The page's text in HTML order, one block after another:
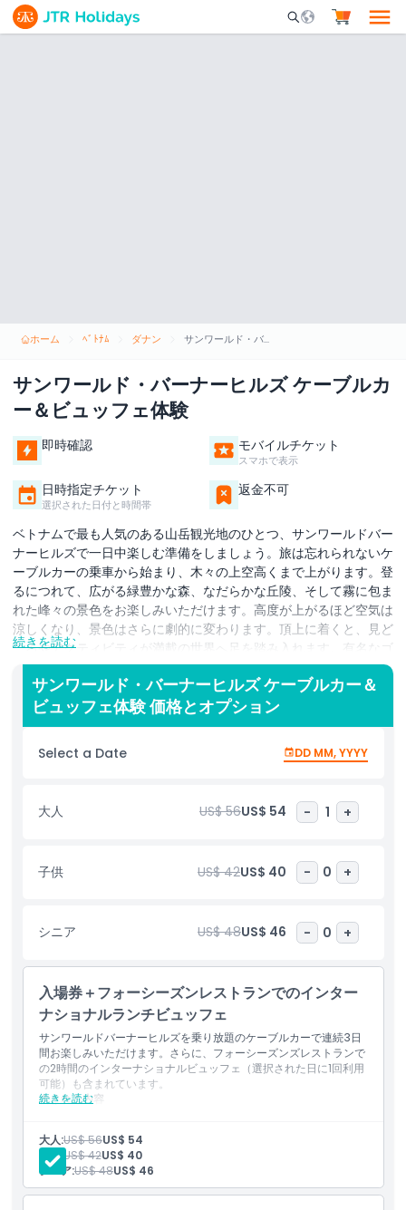
Mobile Search
ホーム ﾍﾞﾄﾅﾑ ダナン サンワールド・バーナーヒルズ ケーブルカー＆ビュッフェ体験
サンワールド・バーナーヒルズ ケーブルカ
ー＆ビュッフェ体験
即時確認 モバイルチケット
スマホで表示
日時指定チケット
選択された日付と時間帯
返金不可
ベトナムで最も人気のある山岳観光地のひとつ、サンワールドバー
ナーヒルズで一日中楽しむ準備をしましょう。旅は忘れられないケ
ーブルカーの乗車から始まり、木々の上空高くまで上がります。登
るにつれて、広がる緑豊かな森、なだらかな丘陵、そして霧に包ま
れた峰々の景色をお楽しみいただけます。高度が上がるほど空気は
涼しくなり、景色はさらに劇的に変わります。頂上に着くと、見ど
ころやアクティビティが満載の世界へ足を踏み入れます。有名なゴ
ールデンブリッジを渡り、展望台から写真を撮り、中世のおとぎ話
のような通りや建物が並ぶ魅力的なフレンチビレッジを散策しまし
ょう。カラフルな庭園を歩き、気分転換に寺院やアミューズメント
ゾーンに立ち寄ることもできます。お腹が空いたら、人気のレスト
ランのひとつでビュッフェランチを楽しんでリフレッシュ。フォー
シーズンズのインターナショナル料理、リトルトーキョーの和風メ
選べます。ランチの後も探索を続け、お土産を買い、山の絶景を満
喫してから下山しましょう。
ハイライト
子供／大人ポリシー
除外事項
営業時間
場所
続きを読む
サンワールド・バーナーヒルズ ケーブルカー＆
ビュッフェ体験 価格とオプション
Select a Date DD MM, YYYY
大人 US$ 56US$ 54 - 1 +
子供 US$ 42US$ 40 - 0 +
シニア US$ 48US$ 46 - 0 +
入場券＋フォーシーズンレストランでのインター
ナショナルランチビュッフェ
サンワールドバーナーヒルズを乗り放題のケーブルカーで連続3日
間お楽しみいただけます。さらに、フォーシーズンズレストランで
の2時間のインターナショナルビュッフェ（選択された日に1回利用
可能）も含まれています。
続きを読む
含まれる内容
ェディナー（一回限りの利用）：
チケット有効期間内で有効化から連続3日間、ケーブルカー乗
り放題
大人:US$ 56US$ 54
子供: US$ 42US$ 40
シニア:US$ 48US$ 46